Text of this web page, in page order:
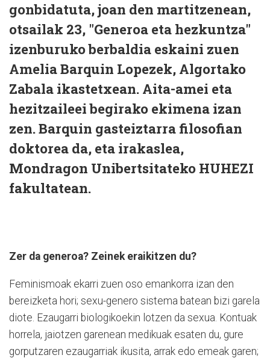
gonbidatuta, joan den martitzenean,
otsailak 23, "Generoa eta hezkuntza"
izenburuko berbaldia eskaini zuen
Amelia Barquin Lopezek, Algortako
Zabala ikastetxean. Aita-amei eta
hezitzaileei begirako ekimena izan
zen. Barquin gasteiztarra filosofian
doktorea da, eta irakaslea,
Mondragon Unibertsitateko HUHEZI
fakultatean.
Zer da generoa? Zeinek eraikitzen du?
Feminismoak ekarri zuen oso emankorra izan den
bereizketa hori; sexu-genero sistema batean bizi garela
diote. Ezaugarri biologikoekin lotzen da sexua. Kontuak
horrela, jaiotzen garenean medikuak esaten du, gure
gorputzaren ezaugarriak ikusita, arrak edo emeak garen;